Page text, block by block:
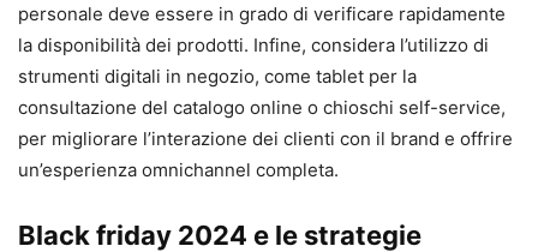
personale deve essere in grado di verificare rapidamente
la disponibilità dei prodotti. Infine, considera l’utilizzo di
strumenti digitali in negozio, come tablet per la
consultazione del catalogo online o chioschi self-service,
per migliorare l’interazione dei clienti con il brand e offrire
un’esperienza omnichannel completa.
Black friday 2024 e le strategie